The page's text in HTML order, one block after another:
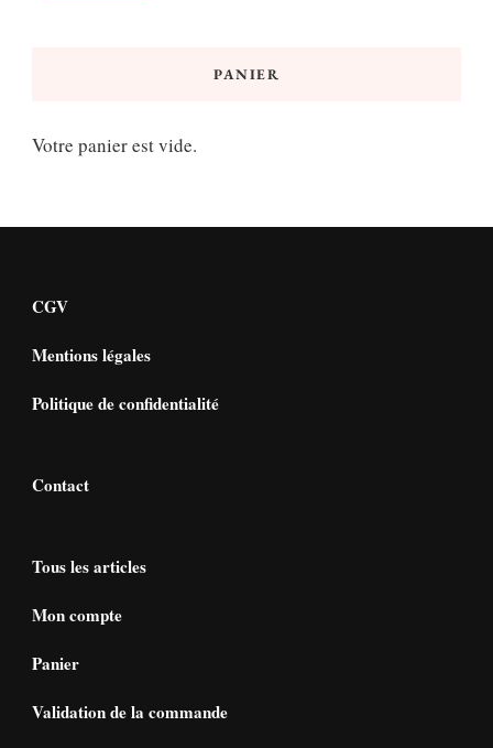
PANIER
Votre panier est vide.
CGV
Mentions légales
Politique de confidentialité
Contact
Tous les articles
Mon compte
Panier
Validation de la commande